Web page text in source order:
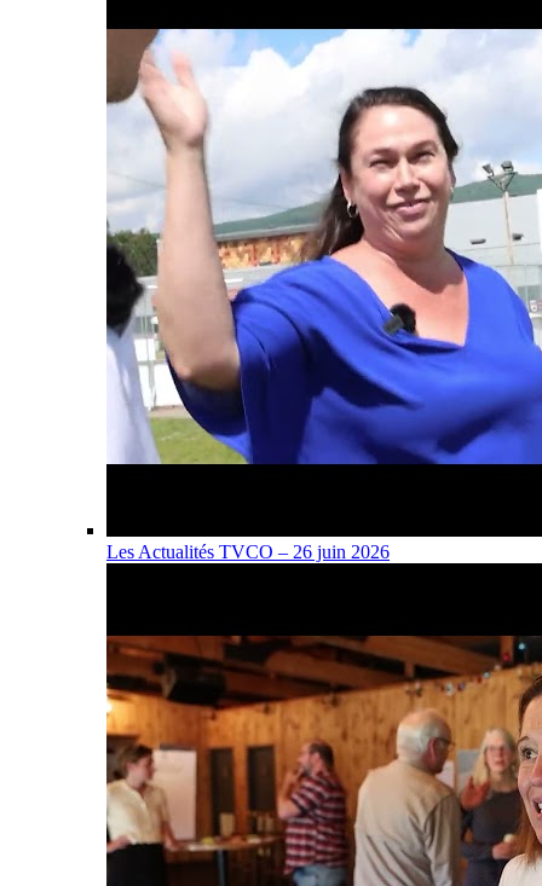
Les Actualités TVCO – 26 juin 2026